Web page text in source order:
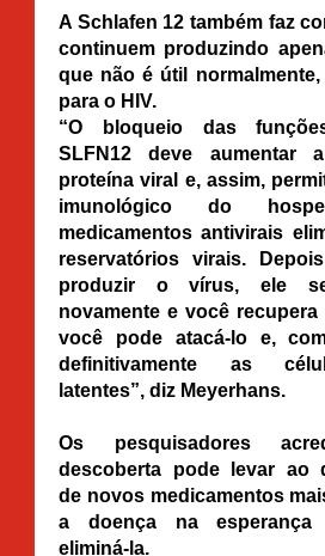
A Schlafen 12 também faz
continuem produzindo
que não é útil normalmente,
para o HIV.
“O bloqueio das
SLFN12 deve aumentar
proteína viral e, assim,
imunológico do
medicamentos antivirais
reservatórios virais.
produzir o vírus, ele
novamente e você
você pode atacá-lo e,
definitivamente as
latentes”, diz Meyerhans.
Os pesquisadores
descoberta pode levar ao
de novos medicamentos
a doença na esperança
eliminá-la.